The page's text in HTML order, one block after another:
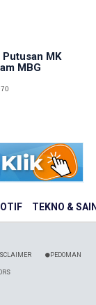
TEKNO &
MK
MBG
PEDOMAN